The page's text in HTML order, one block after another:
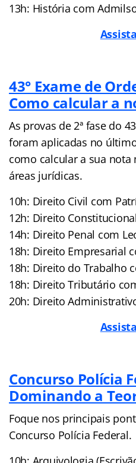
13h: História com
43° Exame de
Como calcular a
As provas de 2ª fase do
foram aplicadas no
como calcular a sua nota
áreas jurídicas.
10h: Direito Civil com
12h: Direito
14h: Direito Penal com
18h: Direito Empresarial
18h: Direito do Trabalho
18h: Direito Tributário
20h: Direito
Concurso Polícia
Dominando a
Foque nos principais
Concurso Polícia Federal.